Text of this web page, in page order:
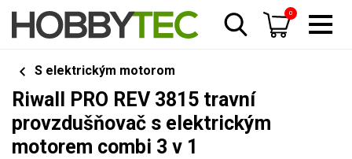
0
S elektrickým motorom
Riwall PRO REV 3815 travní
provzdušňovač s elektrickým
motorem combi 3 v 1